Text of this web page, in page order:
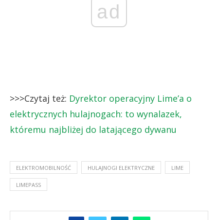
ad
>>>Czytaj też: Dyrektor operacyjny Lime’a o
elektrycznych hulajnogach: to wynalazek,
któremu najbliżej do latającego dywanu
ELEKTROMOBILNOŚĆ HULAJNOGI ELEKTRYCZNE LIME
LIMEPASS